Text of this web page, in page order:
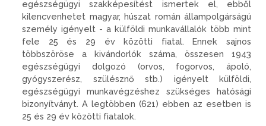
egészségügyi szakképesítést is­mertek el, ebből
kilencvenhetet magyar, húszat román állampol­gárságú
személy igényelt - a kül­földi munkavállalók több mint
fe­le 25 és 29 év közötti fiatal. Ennek sajnos
többszöröse a kivándorlók száma, összesen 1943
egészség­ügyi dolgozó (orvos, fogorvos, ápoló,
gyógyszerész, szülésznő stb.) igényelt külföldi,
egészség­ügyi munkavégzéshez szükséges hatósági
bizonyítványt. A legtöb­ben (621) ebben az esetben is
25 és 29 év közötti fiatalok.